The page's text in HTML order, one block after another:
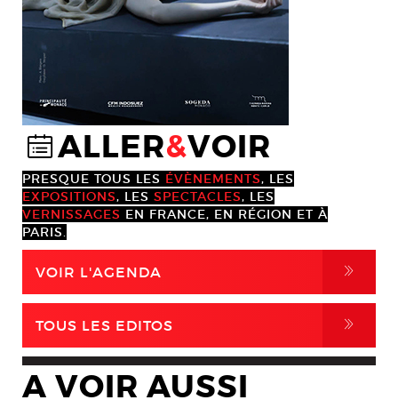
@ALLER&VOIR
PRESQUE TOUS LES ÉVÈNEMENTS, LES
EXPOSITIONS, LES SPECTACLES, LES
VERNISSAGES EN FRANCE, EN RÉGION ET À
PARIS.
VOIR L'AGENDA ,
TOUS LES EDITOS ,
A VOIR AUSSI